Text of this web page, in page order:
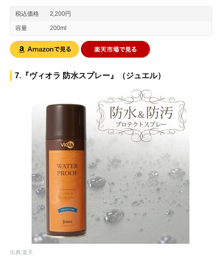
税込価格 2,200円
容量 200ml
7.『ヴィオラ 防水スプレー』（ジュエル）
出典:楽天